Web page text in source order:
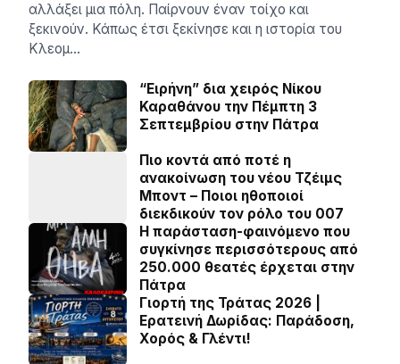
αλλάξει μια πόλη. Παίρνουν έναν τοίχο και
ξεκινούν. Κάπως έτσι ξεκίνησε και η ιστορία του
Κλεομ…
“Ειρήνη” δια χειρός Νίκου
Καραθάνου την Πέμπτη 3
Σεπτεμβρίου στην Πάτρα
Πιο κοντά από ποτέ η
ανακοίνωση του νέου Τζέιμς
Μποντ – Ποιοι ηθοποιοί
διεκδικούν τον ρόλο του 007
Η παράσταση-φαινόμενο που
συγκίνησε περισσότερους από
250.000 θεατές έρχεται στην
Πάτρα
Γιορτή της Τράτας 2026 |
Ερατεινή Δωρίδας: Παράδοση,
Χορός & Γλέντι!